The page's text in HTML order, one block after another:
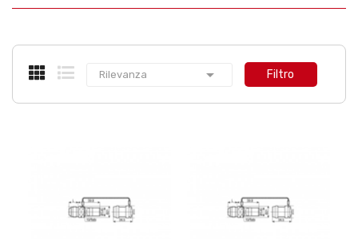
Rilevanza  Filtro